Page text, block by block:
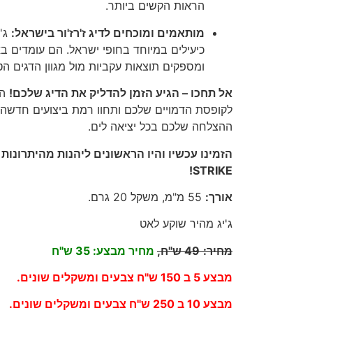
הראות הקשים ביותר.
מותאמים ומוכחים לדיג ז'רז'ור בישראל:
כיעילים במיוחד בחופי ישראל. הם עומדים
ומספקים תוצאות עקביות מול מגוון הדגים
אל תחכו – הגיע הזמן להדליק את הדיג שלכם!
לקופסת הדמויים שלכם ותחוו רמת ביצועים
ההצלחה שלכם בכל יציאה לים.
STRIKE!
אורך: מ"מ, משקל 20 גרם
.
ג'יג מהיר שוקע לאט
מחיר:
49 ש"ח, מחיר מבצע: 35 ש"ח
מבצע 5 ב 150 ש"ח צבעים ומשקלים שונים.
מבצע 10 ב 250 ש"ח צבעים ומשקלים שונים.